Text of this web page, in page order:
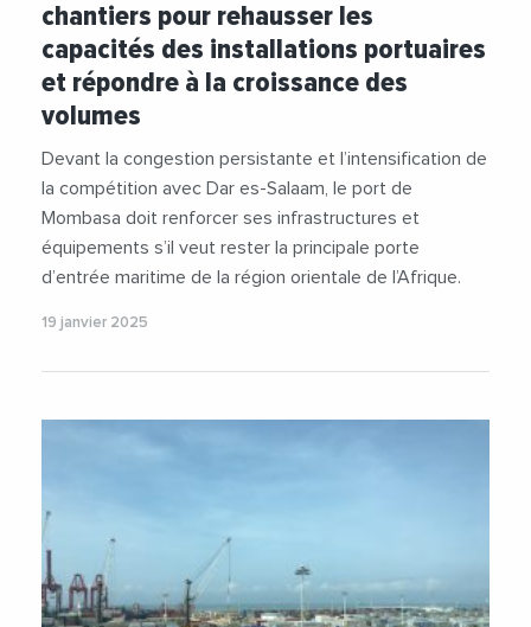
chantiers pour rehausser les
capacités des installations portuaires
et répondre à la croissance des
volumes
Devant la congestion persistante et l’intensification de
la compétition avec Dar es-Salaam, le port de
Mombasa doit renforcer ses infrastructures et
équipements s’il veut rester la principale porte
d’entrée maritime de la région orientale de l’Afrique.
19 janvier 2025